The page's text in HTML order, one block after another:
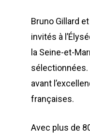
Bruno Gillard
invités à
la Seine-et-
avant
françaises.
Avec plus de